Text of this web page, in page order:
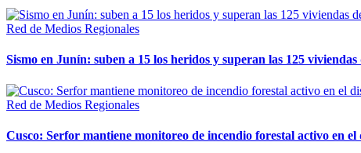
Red de Medios Regionales
Sismo en Junín: suben a 15 los heridos y superan las 125
Red de Medios Regionales
Cusco: Serfor mantiene monitoreo de incendio forestal activo en